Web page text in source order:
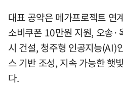
대표 공약은 메가프로젝트 연
소비쿠폰 10만원 지원, 오송
시 건설, 청주형 인공지능(AI)
스 기반 조성, 지속 가능한 햇
다.